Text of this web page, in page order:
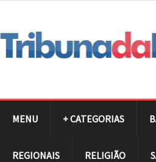
MENU + CATEGORIAS
REGIONAIS RELIGIÃO